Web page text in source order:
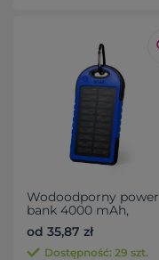
Wodoodporny power
bank 4000 mAh,
ładowarka słoneczna
od 35,87 zł
Dostępność: 29 szt.